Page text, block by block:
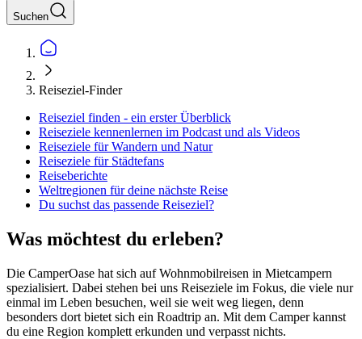
Suchen
Reiseziel-Finder
Reiseziel finden - ein erster Überblick
Reiseziele kennenlernen im Podcast und als Videos
Reiseziele für Wandern und Natur
Reiseziele für Städtefans
Reiseberichte
Weltregionen für deine nächste Reise
Du suchst das passende Reiseziel?
Was möchtest du erleben?
Die CamperOase hat sich auf Wohnmobilreisen in Mietcampern
spezialisiert. Dabei stehen bei uns Reiseziele im Fokus, die viele nur
einmal im Leben besuchen, weil sie weit weg liegen, denn
besonders dort bietet sich ein Roadtrip an. Mit dem Camper kannst
du eine Region komplett erkunden und verpasst nichts.